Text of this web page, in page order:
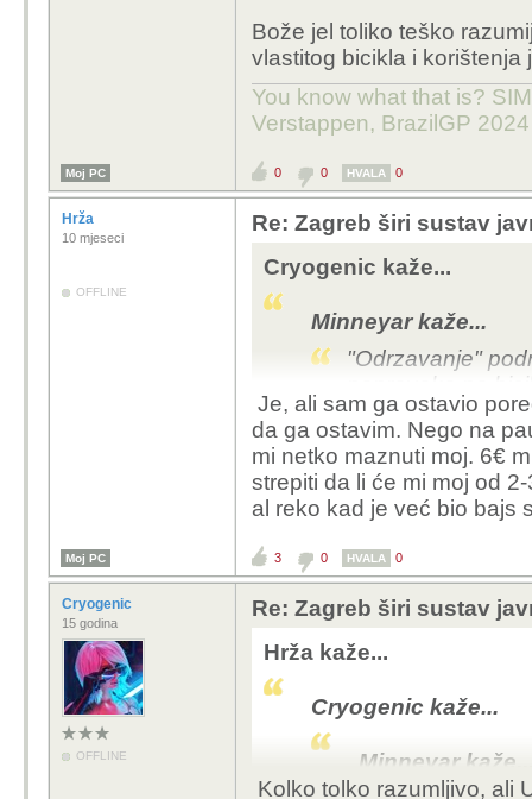
Kolega Hrža je stavio
iznajmio javni bicikl
je to isplativo, za 30
želiš i to par godina.
Bože jel toliko teško
vlastitog bicikla i korištenja
You know what that is?
Verstappen, BrazilGP 2024
Moj PC 0 0 HVALA 0
Hrža
10 mjeseci
OFFLINE
Re: Zagreb širi sustav
Cryogenic kaže...
Minneyar kaže...
"Odrzavanje"
popravaka na
logistiku,
medu
koja vandalizira i
Cryogenic da
jednog bicikla sa
Pa opet miješaš dvije
održavanju cijelog
dramatiziraju
Naravno da javni bike
godinama sa nula
nema baš smisla jer
bicikala jeftino,
Je, ali sam ga ostavio
da ga ostavim. Nego na
mi netko maznuti moj. 6€
strepiti da li će mi moj od
al reko kad je već bio bajs
Moj PC 3 0 HVALA 0
Cryogenic
15 godina
OFFLINE
Re: Zagreb širi sustav
Hrža kaže...
Cryogenic kaže...
Minneyar
Kolko tolko razumljivo, ali